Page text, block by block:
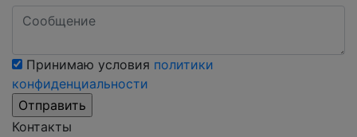
Принимаю условия политики
конфиденциальности
Контакты